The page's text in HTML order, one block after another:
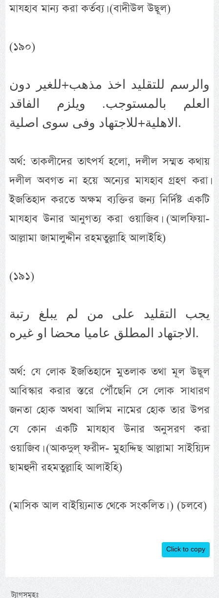
মাযহাব মান্য করা কর্তব্য। (বাদীউল উছূল)
(১৯০)
والرسم للتقليد اخذ مذهب+للغير دون
العلم بالمستوجب. ويلزم الفاقد
الاهلية+للاجتهاد وفى سوى اصلية.
অর্থ: তাকলীদের তাৎপর্য হলো, দলীল সম্মত কথায়
দলীল অবগত না হয়ে অন্যের মাযহাব গ্রহণ করা।
ইজতিহাদ করতে অক্ষম ব্যক্তির জন্য নির্দিষ্ট একটি
মাযহাব উনার আনুগত্য করা ওয়াজিব। (আলফিয়া-
আল্লামা জামালুদ্দীন রহমতুল্লাহি আলাইহি)
(১৯১)
يجب التقليد على من لم يبلغ رتبة
الاجتهاد المطلق عاميا محضا او غيره.
অর্থ: যে লোক ইজতিহাদে মুতলাক তথা মূল উছূল
আবিস্কার করার স্তরে পৌঁছেনি সে লোক সাধারণ
জনতা হোক অথবা আলিম নামের হোক তার উপর
যে কোন একটি মাযহাব উনার অনুসরণ করা
ওয়াজিব। (আকদুল্ ফরীদ- মুহাদ্দিছ আল্লামা সাইয়্যিদ
ছামহুদী রহমতুল্লাহি আলাইহি)
(মাসিক আল বাইয়্যিনাত থেকে সংকলিত। ) (চলবে)
Click to copy
ট্যাগসমূহঃ